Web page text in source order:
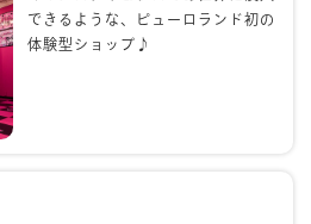
できるような、ピューロランド初の
体験型ショップ♪